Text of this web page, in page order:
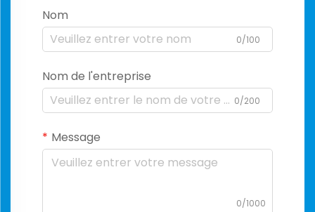
Nom
0/100
Nom de l'entreprise
0/200
Message
0/1000